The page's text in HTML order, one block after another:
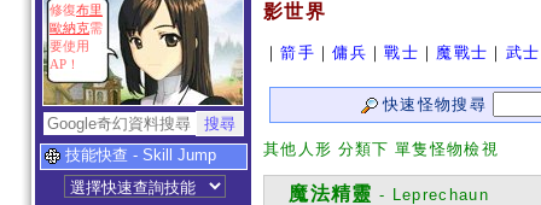
修復布里
歐納克需
要使用
AP！
技能快查 - Skill Jump
影世界
｜箭手 ｜傭兵 ｜戰士 ｜ 魔戰士 ｜ 武士
快速怪物搜尋
其他人形 分類下 單隻怪物檢視
魔法精靈 - Leprechaun